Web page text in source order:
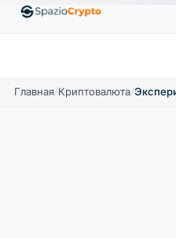
EthereumETH1 880,58 $
Главная/Криптовалюта/